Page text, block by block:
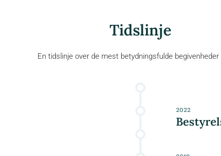
Tidslinje
En tidslinje over de mest betydningsfulde begivenheder
2022